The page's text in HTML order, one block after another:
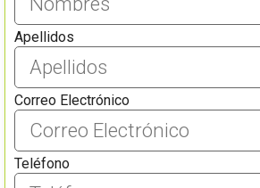
Apellidos
Correo Electrónico
Teléfono